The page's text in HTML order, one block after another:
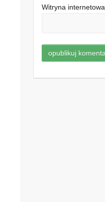
Witryna internetowa